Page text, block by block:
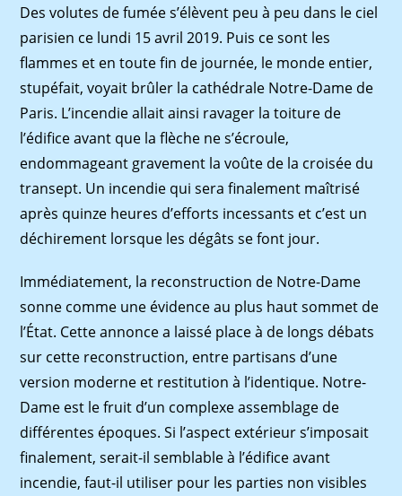
Des volutes de fumée s’élèvent peu à peu dans le ciel
parisien ce lundi 15 avril 2019. Puis ce sont les
flammes et en toute fin de journée, le monde entier,
stupéfait, voyait brûler la cathédrale Notre-Dame de
Paris. L’incendie allait ainsi ravager la toiture de
l’édifice avant que la flèche ne s’écroule,
endommageant gravement la voûte de la croisée du
transept. Un incendie qui sera finalement maîtrisé
après quinze heures d’efforts incessants et c’est un
déchirement lorsque les dégâts se font jour.
Immédiatement, la reconstruction de Notre-Dame
sonne comme une évidence au plus haut sommet de
l’État. Cette annonce a laissé place à de longs débats
sur cette reconstruction, entre partisans d’une
version moderne et restitution à l’identique. Notre-
Dame est le fruit d’un complexe assemblage de
différentes époques. Si l’aspect extérieur s’imposait
finalement, serait-il semblable à l’édifice avant
incendie, faut-il utiliser pour les parties non visibles